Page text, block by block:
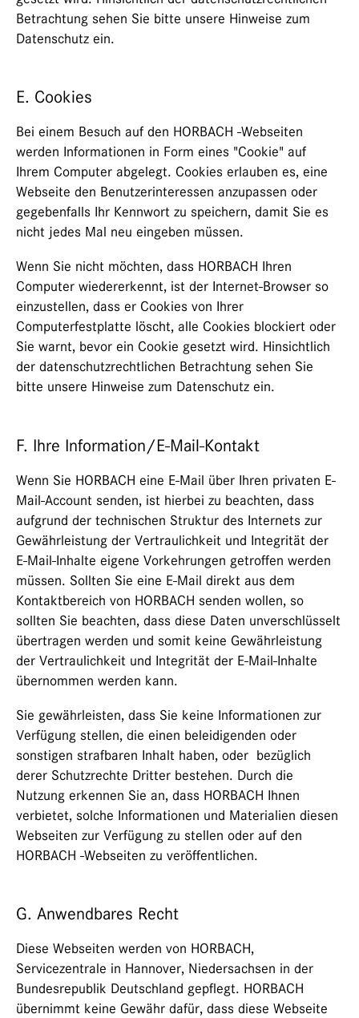
Betrachtung sehen Sie bitte unsere Hinweise zum
Datenschutz ein.
E. Cookies
Bei einem Besuch auf den HORBACH -Webseiten
werden Informationen in Form eines "Cookie" auf
Ihrem Computer abgelegt. Cookies erlauben es, eine
Webseite den Benutzerinteressen anzupassen oder
gegebenfalls Ihr Kennwort zu speichern, damit Sie es
nicht jedes Mal neu eingeben müssen.
Wenn Sie nicht möchten, dass HORBACH Ihren
Computer wiedererkennt, ist der Internet-Browser so
einzustellen, dass er Cookies von Ihrer
Computerfestplatte löscht, alle Cookies blockiert oder
Sie warnt, bevor ein Cookie gesetzt wird. Hinsichtlich
der datenschutzrechtlichen Betrachtung sehen Sie
bitte unsere Hinweise zum Datenschutz ein.
F. Ihre Information/E-Mail-Kontakt
Wenn Sie HORBACH eine E-Mail über Ihren privaten E-
Mail-Account senden, ist hierbei zu beachten, dass
aufgrund der technischen Struktur des Internets zur
Gewährleistung der Vertraulichkeit und Integrität der
E-Mail-Inhalte eigene Vorkehrungen getroffen werden
müssen. Sollten Sie eine E-Mail direkt aus dem
Kontaktbereich von HORBACH senden wollen, so
sollten Sie beachten, dass diese Daten unverschlüsselt
übertragen werden und somit keine Gewährleistung
der Vertraulichkeit und Integrität der E-Mail-Inhalte
übernommen werden kann.
Sie gewährleisten, dass Sie keine Informationen zur
Verfügung stellen, die einen beleidigenden oder
sonstigen strafbaren Inhalt haben, oder bezüglich
derer Schutzrechte Dritter bestehen. Durch die
Nutzung erkennen Sie an, dass HORBACH Ihnen
verbietet, solche Informationen und Materialien diesen
Webseiten zur Verfügung zu stellen oder auf den
HORBACH -Webseiten zu veröffentlichen.
G. Anwendbares Recht
Diese Webseiten werden von HORBACH,
Servicezentrale in Hannover, Niedersachsen in der
Bundesrepublik Deutschland gepflegt. HORBACH
übernimmt keine Gewähr dafür, dass diese Webseite